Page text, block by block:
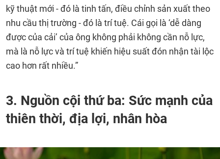
kỹ thuật mới - đó là tinh tấn, điều chỉnh sản xuất theo
nhu cầu thị trường - đó là trí tuệ. Cái gọi là ‘dễ dàng
được của cải’ của ông không phải không cần nỗ lực,
mà là nỗ lực và trí tuệ khiến hiệu suất đón nhận tài lộc
cao hơn rất nhiều.”
3. Nguồn cội thứ ba: Sức mạnh của
thiên thời, địa lợi, nhân hòa